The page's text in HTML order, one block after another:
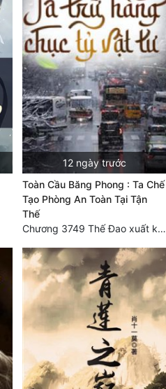
12 ngày trước
Toàn Cầu Băng Phong : Ta Chế
Tạo Phòng An Toàn Tại Tận
Thế
Chương 3749 Thế Đao xuất kích